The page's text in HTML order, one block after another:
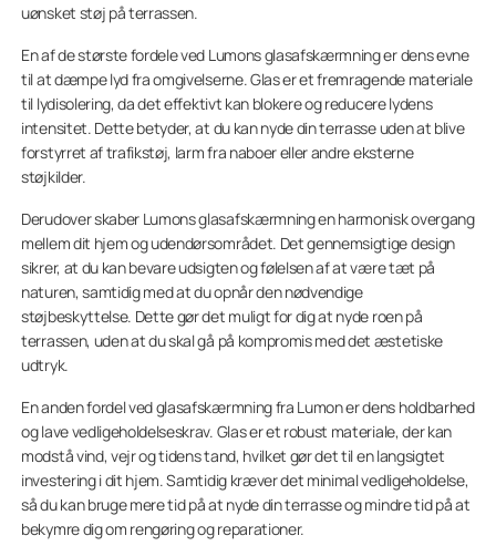
uønsket støj på terrassen.
En af de største fordele ved Lumons glasafskærmning er dens evne
til at dæmpe lyd fra omgivelserne. Glas er et fremragende materiale
til lydisolering, da det effektivt kan blokere og reducere lydens
intensitet. Dette betyder, at du kan nyde din terrasse uden at blive
forstyrret af trafikstøj, larm fra naboer eller andre eksterne
støjkilder.
Derudover skaber Lumons glasafskærmning en harmonisk overgang
mellem dit hjem og udendørsområdet. Det gennemsigtige design
sikrer, at du kan bevare udsigten og følelsen af at være tæt på
naturen, samtidig med at du opnår den nødvendige
støjbeskyttelse. Dette gør det muligt for dig at nyde roen på
terrassen, uden at du skal gå på kompromis med det æstetiske
udtryk.
En anden fordel ved glasafskærmning fra Lumon er dens holdbarhed
og lave vedligeholdelseskrav. Glas er et robust materiale, der kan
modstå vind, vejr og tidens tand, hvilket gør det til en langsigtet
investering i dit hjem. Samtidig kræver det minimal vedligeholdelse,
så du kan bruge mere tid på at nyde din terrasse og mindre tid på at
bekymre dig om rengøring og reparationer.